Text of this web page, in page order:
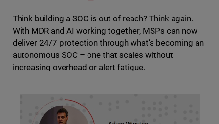
Think building a SOC is out of reach? Think again.
With MDR and AI working together, MSPs can now
deliver 24/7 protection through what’s becoming an
autonomous SOC – one that scales without
increasing overhead or alert fatigue.